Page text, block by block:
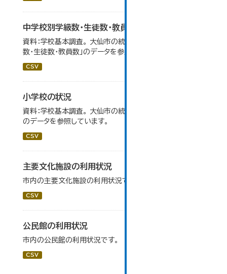
中学校別学級数・生徒数・教員数
資料：学校基本調査。 大仙市の統計「14-6 中学校別学級
数・生徒数・教員数」のデータを参照しています。
CSV
小学校の状況
資料：学校基本調査。 大仙市の統計「14-3 小学校の状況」
のデータを参照しています。
CSV
主要文化施設の利用状況
市内の主要文化施設の利用状況です。
CSV
公民館の利用状況
市内の公民館の利用状況です。
CSV